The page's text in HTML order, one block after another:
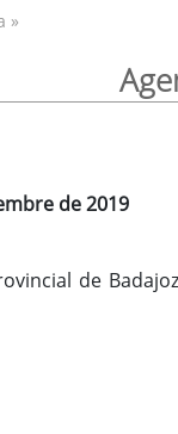
»
de 2019
de